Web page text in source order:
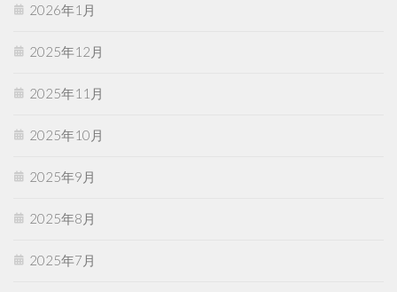
2026年1月
2025年12月
2025年11月
2025年10月
2025年9月
2025年8月
2025年7月